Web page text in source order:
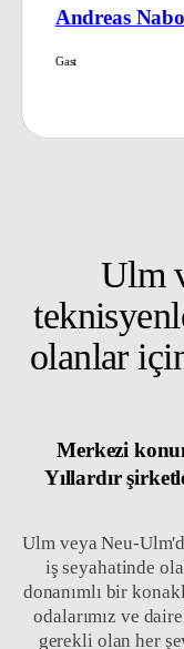
Andreas
Gast
Ulm
olanlar
Merkezi
Yıllardır
Ulm veya Neu-
iş seyahatinde
donanımlı bir
odalarımız ve
gerekli olan her